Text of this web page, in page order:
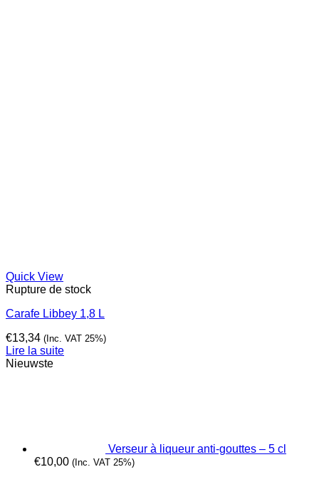
Quick View
Rupture de stock
Carafe Libbey 1,8 L
€13,34 (Inc. VAT 25%)
Lire la suite
Nieuwste
Verseur à liqueur anti-gouttes – 5 cl
€10,00 (Inc. VAT 25%)